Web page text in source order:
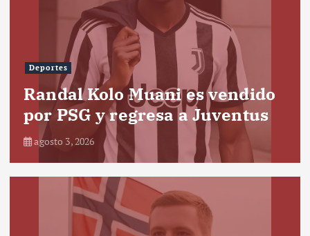
Deportes
Randal Kolo Muani es vendido
por PSG y regresa a Juventus
agosto 3, 2026